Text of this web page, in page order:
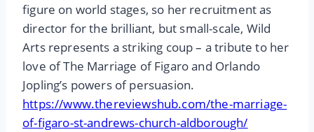
figure on world stages, so her recruitment as
director for the brilliant, but small-scale, Wild
Arts represents a striking coup – a tribute to her
love of The Marriage of Figaro and Orlando
Jopling’s powers of persuasion.
https://www.thereviewshub.com/the-marriage-
of-figaro-st-andrews-church-aldborough/